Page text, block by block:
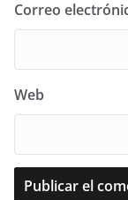
Correo
Web